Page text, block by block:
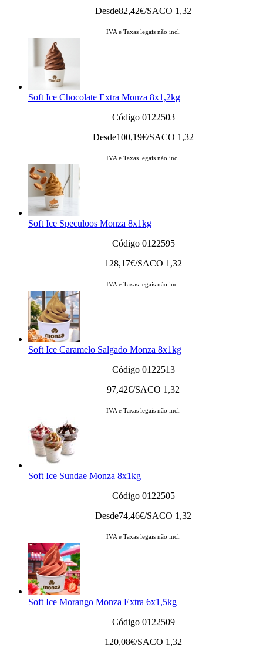
Desde82,42€/SACO 1,32
IVA e Taxas legais não incl.
Soft Ice Chocolate Extra Monza 8x1,2kg
Código 0122503
Desde100,19€/SACO 1,32
IVA e Taxas legais não incl.
Soft Ice Speculoos Monza 8x1kg
Código 0122595
128,17€/SACO 1,32
IVA e Taxas legais não incl.
Soft Ice Caramelo Salgado Monza 8x1kg
Código 0122513
97,42€/SACO 1,32
IVA e Taxas legais não incl.
Soft Ice Sundae Monza 8x1kg
Código 0122505
Desde74,46€/SACO 1,32
IVA e Taxas legais não incl.
Soft Ice Morango Monza Extra 6x1,5kg
Código 0122509
120,08€/SACO 1,32